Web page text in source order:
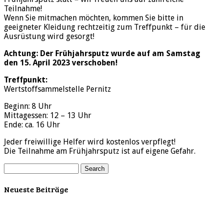
Teilnahme!
Wenn Sie mitmachen möchten, kommen Sie bitte in
geeigneter Kleidung rechtzeitig zum Treffpunkt – für die
Ausrüstung wird gesorgt!
Achtung: Der Frühjahrsputz wurde auf am Samstag
den 15. April 2023 verschoben!
Treffpunkt:
Wertstoffsammelstelle Pernitz
Beginn: 8 Uhr
Mittagessen: 12 – 13 Uhr
Ende: ca. 16 Uhr
Jeder freiwillige Helfer wird kostenlos verpflegt!
Die Teilnahme am Frühjahrsputz ist auf eigene Gefahr.
Neueste Beiträge